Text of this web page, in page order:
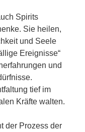
Spirits
Sie heilen,
und Seele
Ereignisse“
und
tief im
Kräfte walten.
der Prozess der